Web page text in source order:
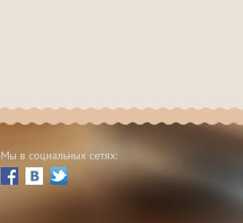
Мы в социальных сетях: